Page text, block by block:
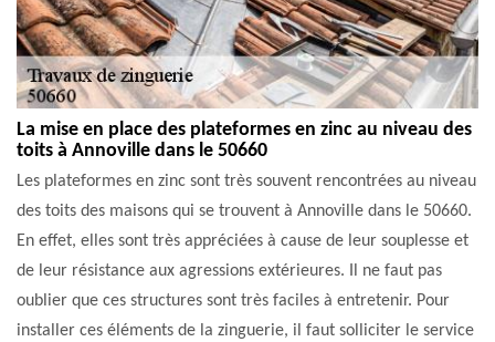
La mise en place des plateformes en zinc au niveau des
toits à Annoville dans le 50660
Les plateformes en zinc sont très souvent rencontrées au niveau
des toits des maisons qui se trouvent à Annoville dans le 50660.
En effet, elles sont très appréciées à cause de leur souplesse et
de leur résistance aux agressions extérieures. Il ne faut pas
oublier que ces structures sont très faciles à entretenir. Pour
installer ces éléments de la zinguerie, il faut solliciter le service